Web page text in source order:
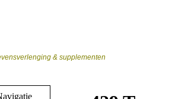
& supplementen